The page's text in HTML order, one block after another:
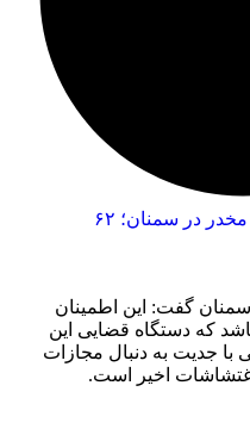
اجرا ۲ عملیات کشف مواد مخدر در سمنان؛ ۶۲